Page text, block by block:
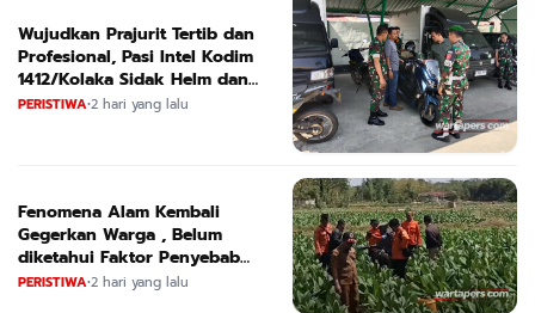
Wujudkan Prajurit Tertib dan
Profesional, Pasi Intel Kodim
1412/Kolaka Sidak Helm dan
Kendaraan
PERISTIWA•2 hari yang lalu
Fenomena Alam Kembali
Gegerkan Warga , Belum
diketahui Faktor Penyebab
Suara
PERISTIWA•2 hari yang lalu